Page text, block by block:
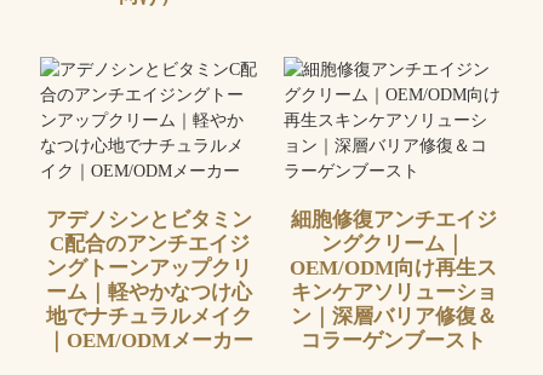
アデノシンとビタミン
C配合のアンチエイジ
ングトーンアップクリ
ーム｜軽やかなつけ心
地でナチュラルメイク
｜OEM/ODMメーカー
細胞修復アンチエイジ
ングクリーム｜
OEM/ODM向け再生ス
キンケアソリューショ
ン｜深層バリア修復＆
コラーゲンブースト